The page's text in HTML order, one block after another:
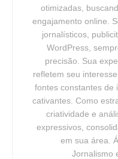
otimizadas,
engajamento online.
jornalísticos,
WordPress,
precisão. Sua
refletem seu
fontes constantes de
cativantes. Como
criatividade e
expressivos,
em sua área.
Jornalismo